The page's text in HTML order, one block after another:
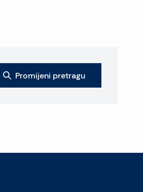
Promijeni pretragu